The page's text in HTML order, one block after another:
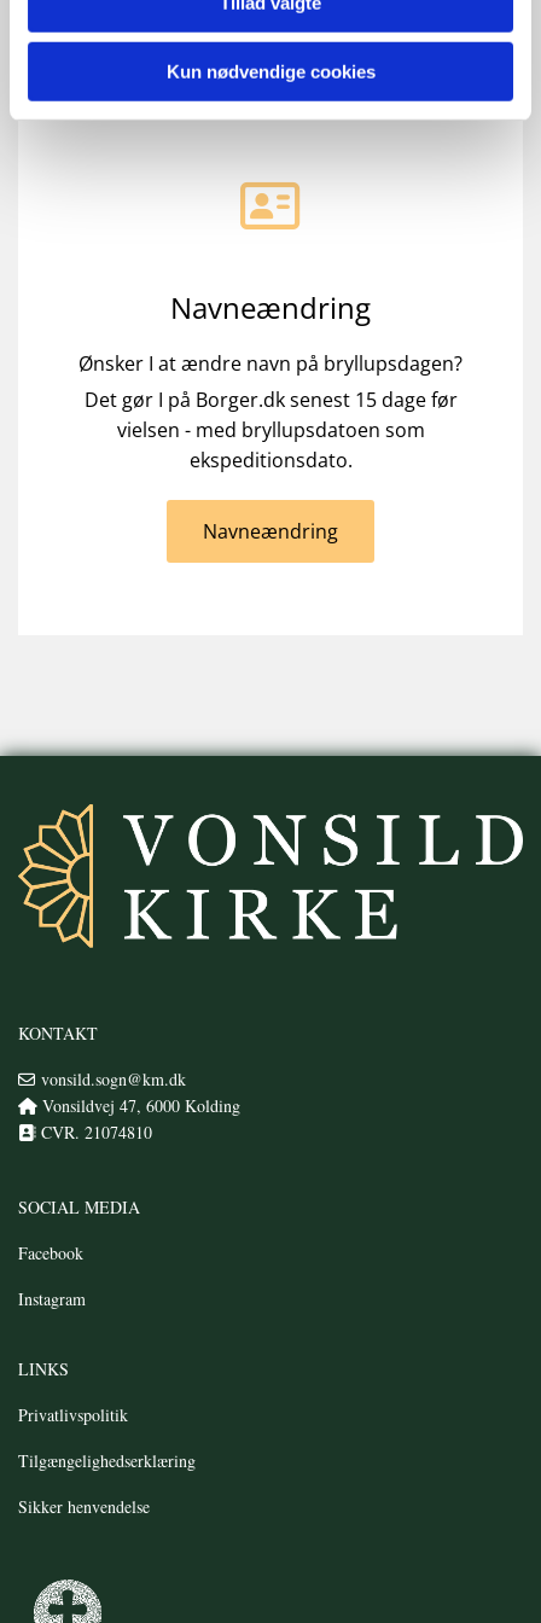
Kun nødvendige cookies
Navneændring
Ønsker I at ændre navn på bryllupsdagen?
Det gør I på Borger.dk senest 15 dage før
vielsen - med bryllupsdatoen som
ekspeditionsdato.
Navneændring
KONTAKT
 vonsild.sogn@km.dk
 Vonsildvej 47, 6000 Kolding
CVR. 21074810
SOCIAL MEDIA
Facebook
Instagram
LINKS
Privatlivspolitik
Tilgængelighedserklæring
Sikker henvendelse